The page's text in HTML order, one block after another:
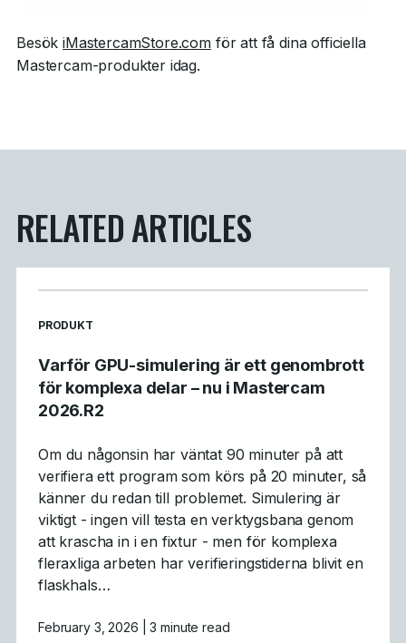
BesökiMastercamStore.com för att få dina officiella
Mastercam-produkter idag.
RELATED ARTICLES
READ MORE ARTICLES ABOUT
PRODUKT
Varför GPU-simulering är ett genombrott
för komplexa delar – nu i Mastercam
2026.R2
Om du någonsin har väntat 90 minuter på att
verifiera ett program som körs på 20 minuter, så
känner du redan till problemet. Simulering är
viktigt - ingen vill testa en verktygsbana genom
att krascha in i en fixtur - men för komplexa
fleraxliga arbeten har verifieringstiderna blivit en
flaskhals…
February 3, 2026 | 3 minute read